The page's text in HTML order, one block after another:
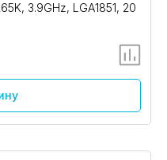
3.9GHz, LGA1851, 20